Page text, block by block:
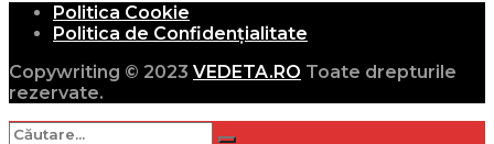
Politica Cookie
Politica de Confidențialitate
Copywriting © 2023 VEDETA.RO Toate drepturile
rezervate.